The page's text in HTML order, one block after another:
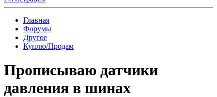
Главная
Форумы
Другое
Куплю/Продам
Прописываю датчики
давления в шинах